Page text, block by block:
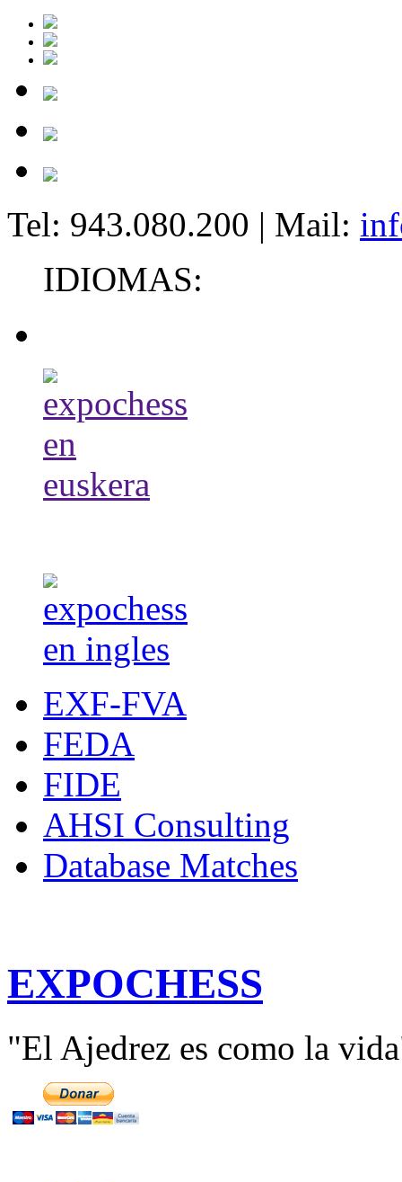
Tel: 943.080.200 | Mail:
IDIOMAS:
EXF-FVA
FEDA
FIDE
AHSI Consulting
Database Matches
EXPOCHESS
"El Ajedrez es como la